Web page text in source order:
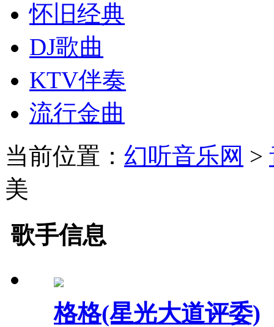
怀旧经典
DJ歌曲
KTV伴奏
流行金曲
当前位置： 幻听音乐网 >
美
歌手信息
格格(星光大道评委)